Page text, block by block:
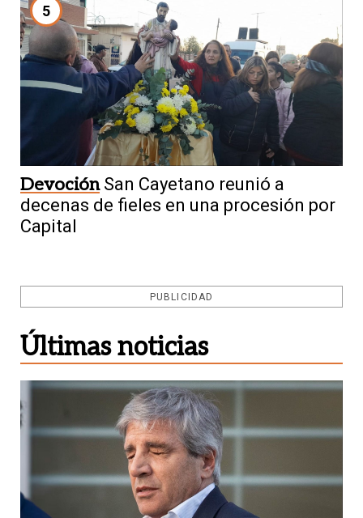
5
Devoción San Cayetano reunió a
decenas de fieles en una procesión por
Capital
PUBLICIDAD
Últimas noticias